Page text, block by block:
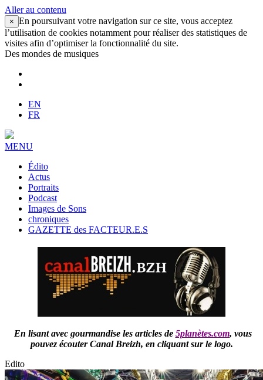
Aller au contenu
× En poursuivant votre navigation sur ce site, vous acceptez
l’utilisation de cookies notamment pour réaliser des statistiques de
visites afin d’optimiser la fonctionnalité du site.
Des mondes de musiques
EN
FR
MENU
Édito
Actus
Portraits
Podcast
Images de Sons
chroniques
GAZETTE des FACTEUR.E.S
En lisant avec gourmandise les articles de 5planètes.com, vous
pouvez écouter Canal Breizh, en cliquant sur le logo.
Edito